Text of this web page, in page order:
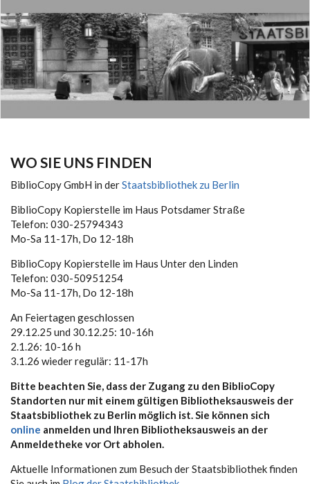
WO SIE UNS FINDEN
BiblioCopy GmbH in derStaatsbibliothek zu Berlin
BiblioCopy Kopierstelle im Haus Potsdamer Straße
Telefon: 030-25794343
Mo-Sa 11-17h, Do 12-18h
BiblioCopy Kopierstelle im Haus Unter den Linden
Telefon: 030-50951254
Mo-Sa 11-17h, Do 12-18h
An Feiertagen geschlossen
29.12.25 und 30.12.25: 10-16h
2.1.26: 10-16 h
3.1.26 wieder regulär: 11-17h
Bitte beachten Sie, dass der Zugang zu den BiblioCopy
Standorten nur mit einem gültigen Bibliotheksausweis der
Staatsbibliothek zu Berlin möglich ist. Sie können sich
online anmelden und Ihren Bibliotheksausweis an der
Anmeldetheke vor Ort abholen.
Aktuelle Informationen zum Besuch der Staatsbibliothek finden